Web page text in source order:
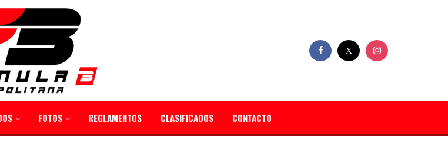
FOTOS REGLAMENTOS CLASIFICADOS CONTACTO